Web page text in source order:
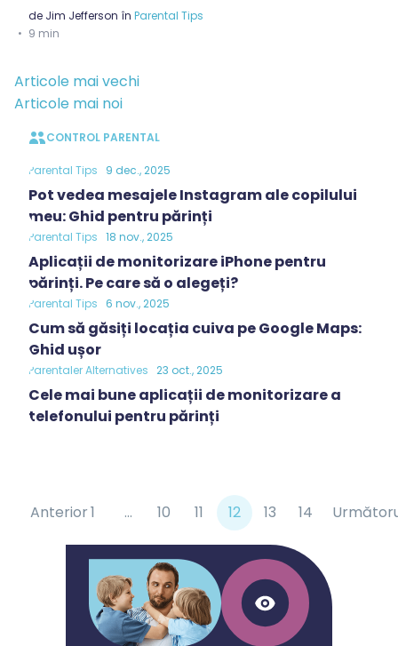
de Jim Jefferson în Parental Tips
9 min
Navigare
în
Articole mai vechi
Articole mai noi
CONTROL PARENTAL
Parental Tips 9 dec., 2025
Pot vedea mesajele Instagram ale copilului
meu: Ghid pentru părinți
Parental Tips 18 nov., 2025
Aplicații de monitorizare iPhone pentru
părinți. Pe care să o alegeți?
Parental Tips 6 nov., 2025
Cum să găsiți locația cuiva pe Google Maps:
Ghid ușor
Parentaler Alternatives 23 oct., 2025
Cele mai bune aplicații de monitorizare a
telefonului pentru părinți
Anterior1 ... 10 11 12 13 14